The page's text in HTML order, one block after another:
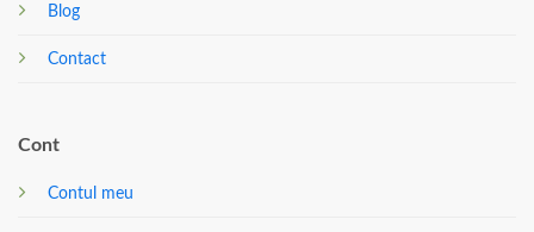
Blog
Contact
Cont
Contul meu